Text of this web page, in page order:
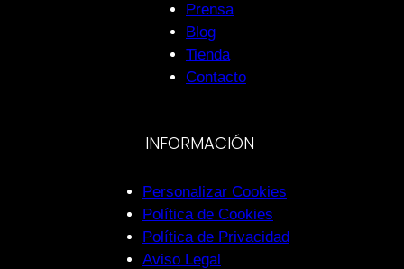
Prensa
Blog
Tienda
Contacto
INFORMACIÓN
Personalizar Cookies
Política de Cookies
Política de Privacidad
Aviso Legal